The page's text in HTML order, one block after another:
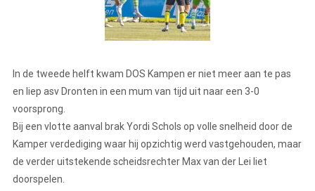
In de tweede helft kwam DOS Kampen er niet meer aan te pas
en liep asv Dronten in een mum van tijd uit naar een 3-0
voorsprong.
Bij een vlotte aanval brak Yordi Schols op volle snelheid door de
Kamper verdediging waar hij opzichtig werd vastgehouden, maar
de verder uitstekende scheidsrechter Max van der Lei liet
doorspelen.